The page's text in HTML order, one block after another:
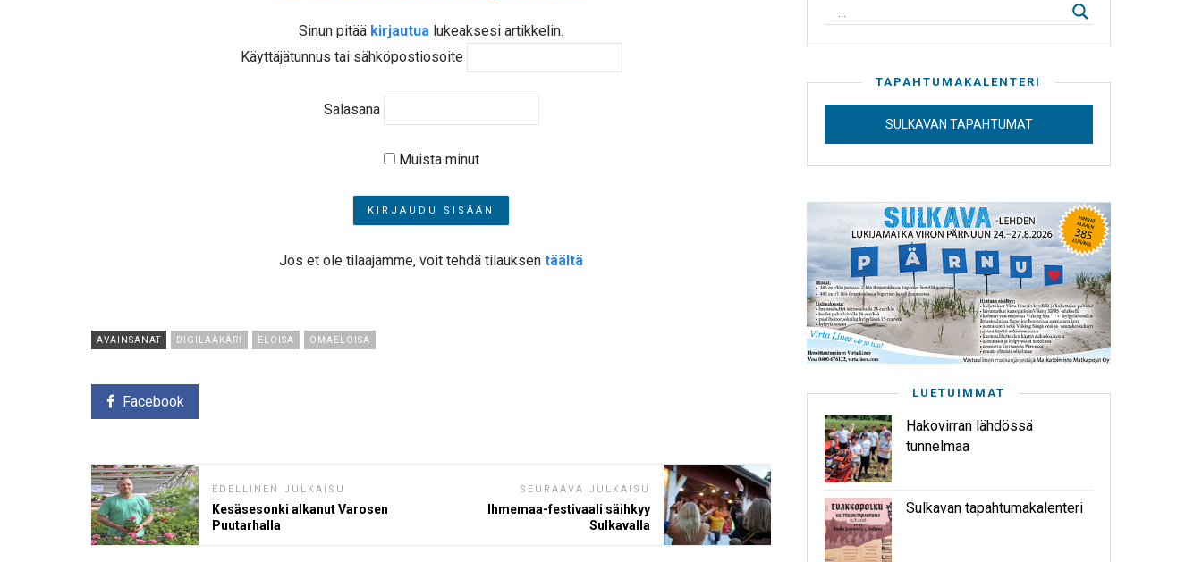
Sinun pitää kirjautua lukeaksesi artikkelin.
Käyttäjätunnus tai sähköpostiosoite
Salasana
Muista minut
Jos et ole tilaajamme, voit tehdä tilauksen täältä
AVAINSANAT DIGILÄÄKÄRI ELOISA OMAELOISA
Facebook
EDELLINEN JULKAISU
Kesäsesonki alkanut Varosen
Puutarhalla
SEURAAVA JULKAISU
Ihmemaa-festivaali säihkyy
Sulkavalla
TAPAHTUMAKALENTERI
SULKAVAN TAPAHTUMAT
LUETUIMMAT
Hakovirran lähdössä
tunnelmaa
Sulkavan tapahtumakalenteri